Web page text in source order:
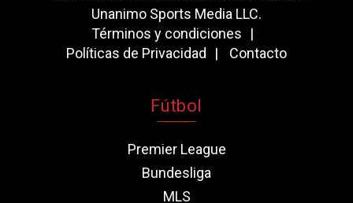
Unanimo Sports Media LLC.
Términos y condiciones
Políticas de Privacidad
Contacto
Fútbol
Premier League
Bundesliga
MLS